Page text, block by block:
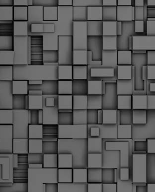
σε δήμους της χώρας. Το Dimastin, αναζητεί
φωτογραφικό υλικό στο διαδίκτυο και σας το
αυτή την ανάρτηση. Επίσης, σας καλούμε, αν
μας έχουν "ξεφύγει" ορκωμοσίες, μπορείτε να
φωτογραφικό τους υλικό στο
δημοσιεύουμε εδώ, άμεσα.
MAR
Θεσσαλονίκη: Ορκίστηκαν οι 75 νέοι
αστυνομικοί – Τι τους ζήτησε ο
Ενισχύεται το έργο της δημοτικής
Θεσσαλονίκης καθώς το πρωί της Τετάρτης 18
ορκίστηκαν οι 75 νέοι δημοτικοί αστυνομικοί.
«Με αυτούς, σε λίγους μήνες αποκτά ένα
δημοτική αστυνομία. Θα είναι πιο κοντά στον
ευκαιρία να είμαι σήμερα στην ορκωμοσία τους.